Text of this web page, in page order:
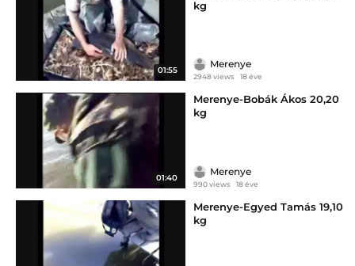
01:55
kg
Merenye
2948 views 18 éve
01:40
Merenye-Bobák Ákos 20,20
kg
Merenye
990 views 18 éve
Merenye-Egyed Tamás 19,10
kg